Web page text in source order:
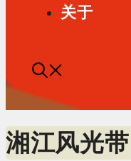
关于
湘江风光带